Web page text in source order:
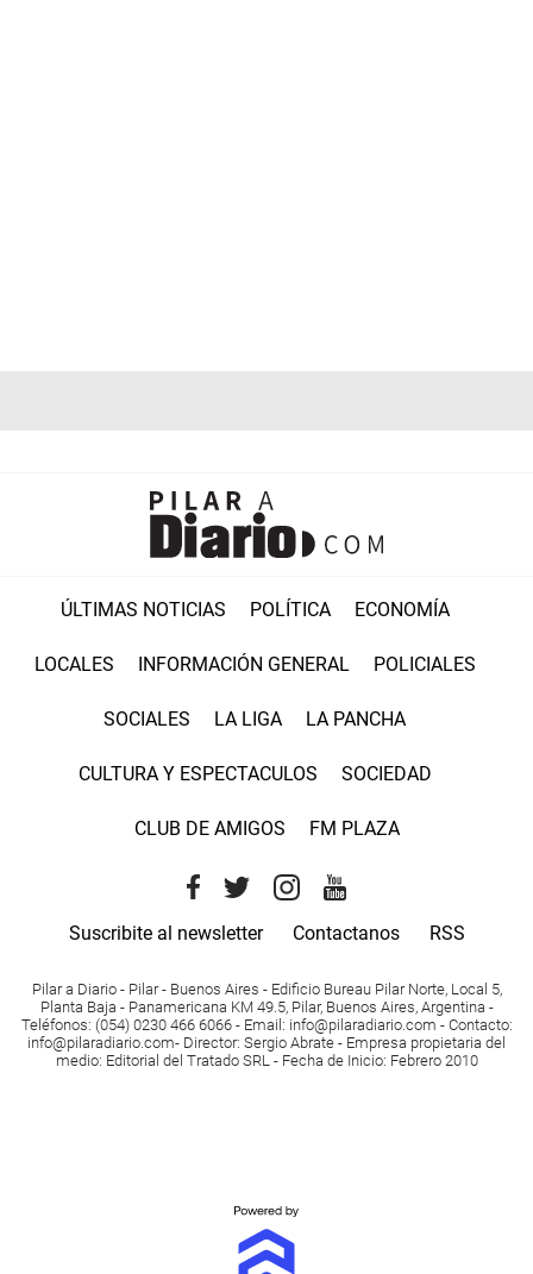
ÚLTIMAS NOTICIAS POLÍTICA ECONOMÍA
LOCALES INFORMACIÓN GENERAL POLICIALES
SOCIALES LA LIGA LA PANCHA
CULTURA Y ESPECTACULOS SOCIEDAD
CLUB DE AMIGOS FM PLAZA
Suscribite al newsletter Contactanos RSS
Pilar a Diario - Pilar - Buenos Aires - Edificio Bureau Pilar Norte, Local 5,
Planta Baja - Panamericana KM 49.5, Pilar, Buenos Aires, Argentina -
Teléfonos: (054) 0230 466 6066 - Email : info@pilaradiario.com - Contacto:
info@pilaradiario.com- Director: Sergio Abrate - Empresa propietaria del
medio: Editorial del Tratado SRL - Fecha de Inicio: Febrero 2010